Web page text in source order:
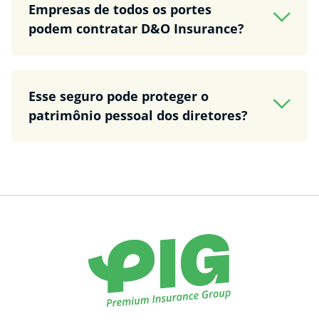
Empresas de todos os portes
podem contratar D&O Insurance?
Esse seguro pode proteger o
patrimônio pessoal dos diretores?